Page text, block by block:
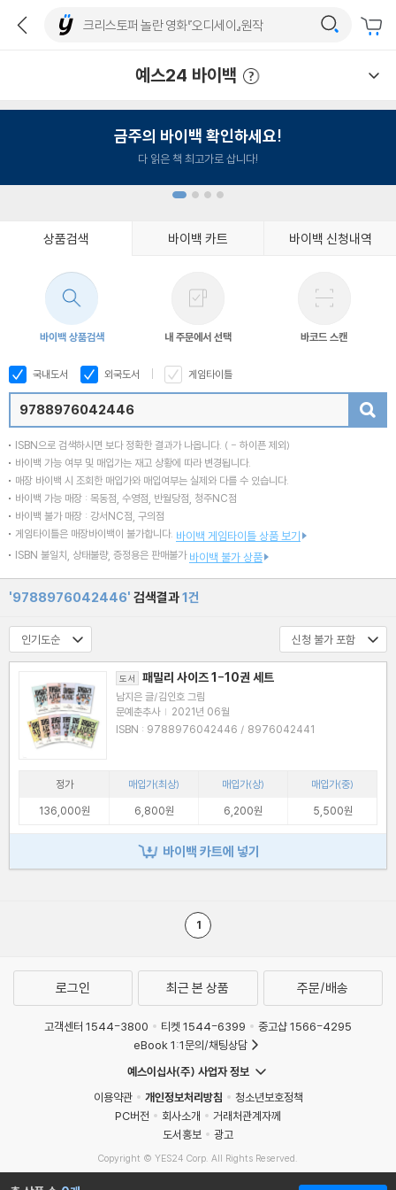
예스24 바이백
금주의 바이백 확인하세요!
다 읽은 책 최고가로 삽니다!
상품검색 바이백 카트 바이백 신청내역
바이백 상품검색 내 주문에서 선택 바코드 스캔
국내도서 외국도서 게임타이틀
ISBN으로 검색하시면 보다 정확한 결과가 나옵니다. ( - 하이픈 제외)
바이백 가능 여부 및 매입가는 재고 상황에 따라 변경됩니다.
매장 바이백 시 조회한 매입가와 매입여부는 실제와 다를 수 있습니다.
바이백 가능 매장 : 목동점, 수영점, 반월당점, 청주NC점
바이백 불가 매장 : 강서NC점, 구의점
게임타이틀은 매장바이백이 불가합니다. 바이백 게임타이틀 상품 보기
ISBN 불일치, 상태불량, 증정용은 판매불가 바이백 불가 상품
'9788976042446' 검색결과1건
도서 패밀리 사이즈 1-10권 세트
남지은 글/김인호 그림
문예춘추사 | 2021년 06월
ISBN : 9788976042446 / 8976042441
정가 매입가(최상) 매입가(상)
매입가(중)
136,000원
6,800원 6,200원 5,500원
바이백 카트에 넣기
1
로그인 최근 본 상품 주문/배송
고객센터 1544-3800 티켓 1544-6399
중고샵 1566-4295
eBook 1:1문의/채팅상담
예스이십사(주) 사업자 정보
이용약관
개인정보처리방침
청소년보호정책
PC버전
회사소개
거래처관계자께
도서홍보
광고
Copyright © YES24 Corp. All Rights Reserved.
MATOM6